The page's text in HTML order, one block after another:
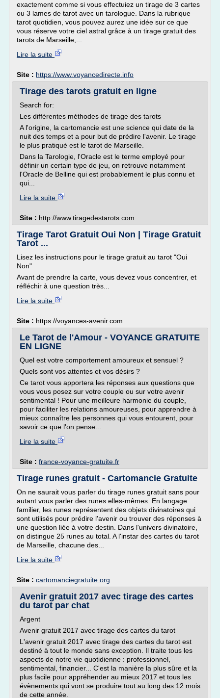
exactement comme si vous effectuiez un tirage de 3 cartes
ou 3 lames de tarot avec un tarologue. Dans la rubrique
tarot quotidien, vous pouvez aurez une idée sur ce que
vous réserve votre ciel astral grâce à un tirage gratuit des
tarots de Marseille,...
Lire la suite
Site : https://www.voyancedirecte.info
Tirage des tarots gratuit en ligne
Search for:
Les différentes méthodes de tirage des tarots
A l'origine, la cartomancie est une science qui date de la
nuit des temps et a pour but de prédire l'avenir. Le tirage
le plus pratiqué est le tarot de Marseille.
Dans la Tarologie, l'Oracle est le terme employé pour
définir un certain type de jeu, on retrouve notamment
l'Oracle de Belline qui est probablement le plus connu et
qui...
Lire la suite
Site : http://www.tiragedestarots.com
Tirage Tarot Gratuit Oui Non | Tirage Gratuit
Tarot ...
Lisez les instructions pour le tirage gratuit au tarot "Oui
Non"
Avant de prendre la carte, vous devez vous concentrer, et
réfléchir à une question très...
Lire la suite
Site : https://voyances-avenir.com
Le Tarot de l'Amour - VOYANCE GRATUITE
EN LIGNE
Quel est votre comportement amoureux et sensuel ?
Quels sont vos attentes et vos désirs ?
Ce tarot vous apportera les réponses aux questions que
vous vous posez sur votre couple ou sur votre avenir
sentimental ! Pour une meilleure harmonie du couple,
pour faciliter les relations amoureuses, pour apprendre à
mieux connaître les personnes qui vous entourent, pour
savoir ce que l'on pense...
Lire la suite
Site : france-voyance-gratuite.fr
Tirage runes gratuit - Cartomancie Gratuite
On ne saurait vous parler du tirage runes gratuit sans pour
autant vous parler des runes elles-mêmes. En langage
familier, les runes représentent des objets divinatoires qui
sont utilisés pour prédire l'avenir ou trouver des réponses à
une question liée à votre destin. Dans l'univers divinatoire,
on distingue 25 runes au total. A l'instar des cartes du tarot
de Marseille, chacune des...
Lire la suite
Site : cartomanciegratuite.org
Avenir gratuit 2017 avec tirage des cartes
du tarot par chat
Argent
Avenir gratuit 2017 avec tirage des cartes du tarot
L'avenir gratuit 2017 avec tirage des cartes du tarot est
destiné à tout le monde sans exception. Il traite tous les
aspects de notre vie quotidienne : professionnel,
sentimental, financier... C'est la manière la plus sûre et la
plus facile pour appréhender au mieux 2017 et tous les
évènements qui vont se produire tout au long des 12 mois
de cette année.